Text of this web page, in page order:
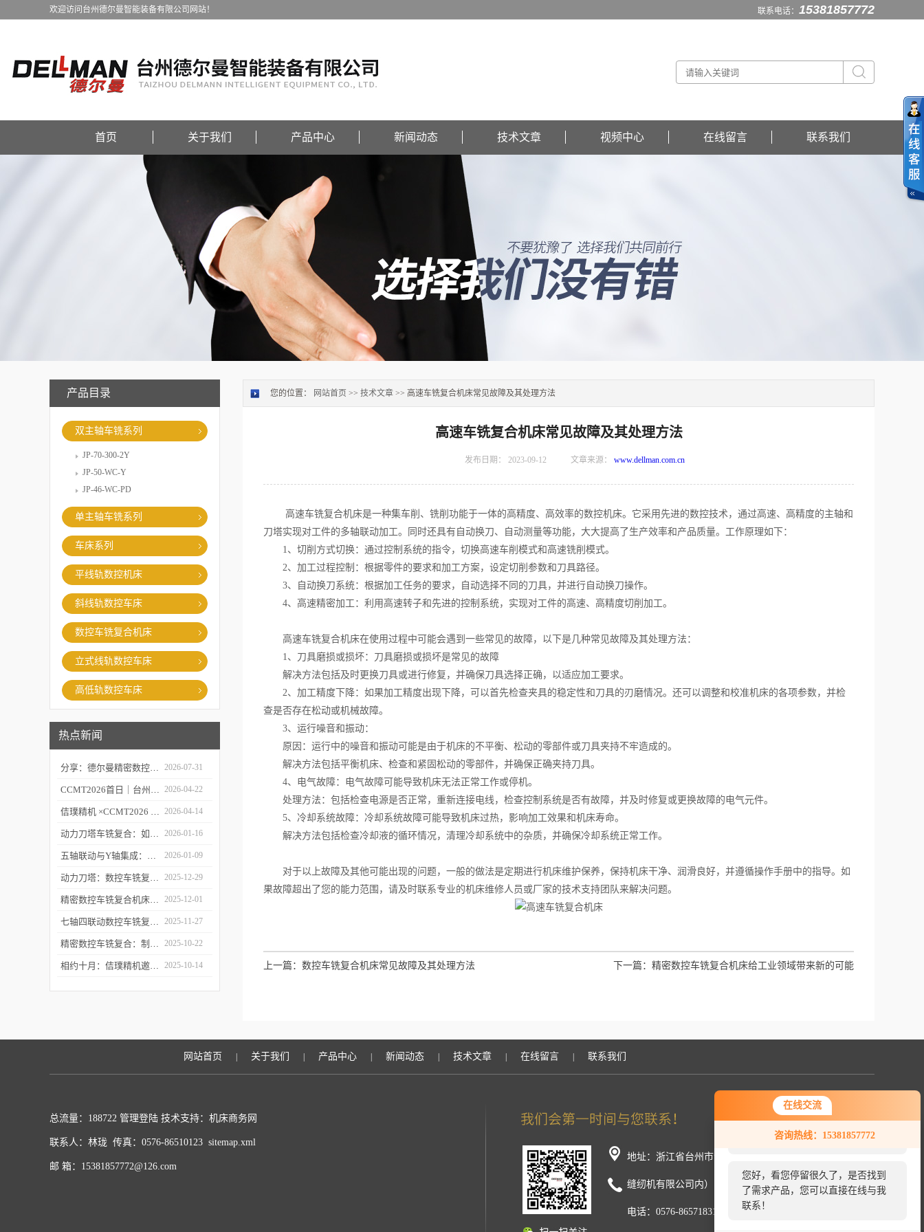
在线交流
咨询热线：15381857772
服务，请问您要咨询什么问题呢？
您好，看您停留很久了，是否找到
了需求产品，您可以直接在线与我
联系！
联系电话： 15381857772
欢迎访问台州德尔曼智能装备有限公司网站！
首页 关于我们 产品中心 新闻动态 技术文章 视频中心 在线留言 联系我们
产品目录
双主轴车铣系列
JP-70-300-2Y
JP-50-WC-Y
JP-46-WC-PD
单主轴车铣系列
车床系列
平线轨数控机床
斜线轨数控车床
数控车铣复合机床
立式线轨数控车床
高低轨数控车床
热点新闻
分享：德尔曼精密数控车铣复合的故障处理经验 2026-07-31
CCMT2026首日｜台州市委常委、市政府副市长李昌明等领导莅临台州德尔曼机床展台视察指导，共话工业母机新未来 2026-04-22
佶璞精机 ×CCMT2026 | 双主轴车铣复合硬核亮相，以新质生产力定义中国智造 2026-04-14
动力刀塔车铣复合：如何实现“一次装夹，完整加工”？ 2026-01-16
五轴联动与Y轴集成：深度剖析精密数控车铣复合机床的核心技术突破 2026-01-09
动力刀塔：数控车铣复合机床的“心脏”如何实现车铣一体化？ 2025-12-29
精密数控车铣复合机床的“五轴联动”技术探秘 2025-12-01
七轴四联动数控车铣复合机床：复杂零件一体化加工解决方案 2025-11-27
精密数控车铣复合：制造业升级的“核心引擎” 2025-10-22
相约十月：佶璞精机邀您共赴CMES 2025 共启机床改革新征程 2025-10-14
您的位置： 网站首页 >> 技术文章 >> 高速车铣复合机床常见故障及其处理方法
高速车铣复合机床常见故障及其处理方法
发布日期： 2023-09-12 文章来源： www.dellman.com.cn
高速车铣复合机床是一种集车削、铣削功能于一体的高精度、高效率的数控机床。它采用先进的数控技术，通过高速、高精度的主轴和
刀塔实现对工件的多轴联动加工。同时还具有自动换刀、自动测量等功能，大大提高了生产效率和产品质量。工作原理如下：
1、切削方式切换：通过控制系统的指令，切换高速车削模式和高速铣削模式。
2、加工过程控制：根据零件的要求和加工方案，设定切削参数和刀具路径。
3、自动换刀系统：根据加工任务的要求，自动选择不同的刀具，并进行自动换刀操作。
4、高速精密加工：利用高速转子和先进的控制系统，实现对工件的高速、高精度切削加工。
高速车铣复合机床在使用过程中可能会遇到一些常见的故障，以下是几种常见故障及其处理方法：
1、刀具磨损或损坏：刀具磨损或损坏是常见的故障
解决方法包括及时更换刀具或进行修复，并确保刀具选择正确，以适应加工要求。
2、加工精度下降：如果加工精度出现下降，可以首先检查夹具的稳定性和刀具的刃磨情况。还可以调整和校准机床的各项参数，并检
查是否存在松动或机械故障。
3、运行噪音和振动：
原因：运行中的噪音和振动可能是由于机床的不平衡、松动的零部件或刀具夹持不牢造成的。
解决方法包括平衡机床、检查和紧固松动的零部件，并确保正确夹持刀具。
4、电气故障：电气故障可能导致机床无法正常工作或停机。
处理方法：包括检查电源是否正常，重新连接电线，检查控制系统是否有故障，并及时修复或更换故障的电气元件。
5、冷却系统故障：冷却系统故障可能导致机床过热，影响加工效果和机床寿命。
解决方法包括检查冷却液的循环情况，清理冷却系统中的杂质，并确保冷却系统正常工作。
对于以上故障及其他可能出现的问题，一般的做法是定期进行机床维护保养，保持机床干净、润滑良好，并遵循操作手册中的指导。如
果故障超出了您的能力范围，请及时联系专业的机床维修人员或厂家的技术支持团队来解决问题。
上一篇： 数控车铣复合机床常见故障及其处理方法 下一篇： 精密数控车铣复合机床给工业领域带来新的可能
网站首页 关于我们 产品中心 新闻动态 技术文章 在线留言 联系我们
总流量：188722 管理登陆 技术支持： 机床商务网
联系人：林珑 传真：0576-86510123 sitemap.xml
邮 箱：15381857772@126.com
地址：浙江省台州市温岭市新河镇中厢工业区（浙江美机
缝纫机有限公司内）
电话：0576-86571831